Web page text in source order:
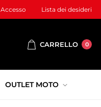
Accesso Lista dei desideri
CARRELLO 0
OUTLET MOTO